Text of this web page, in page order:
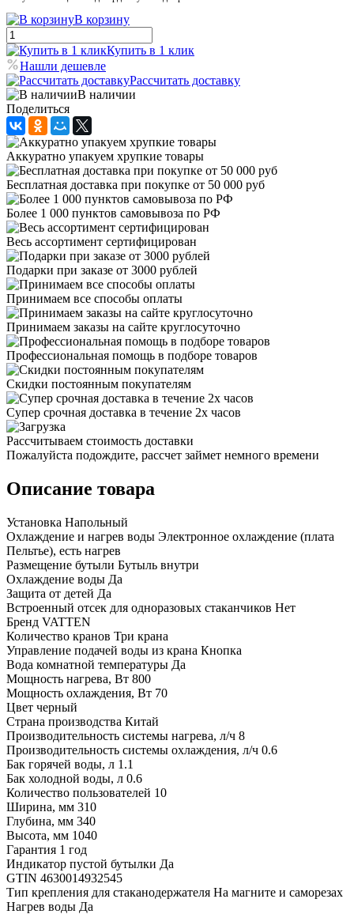
В корзину
Купить в 1 клик
Нашли дешевле
Рассчитать доставку
В наличии
Поделиться
Аккуратно упакуем хрупкие товары
Бесплатная доставка при покупке от 50 000 руб
Более 1 000 пунктов самовывоза по РФ
Весь ассортимент сертифицирован
Подарки при заказе от 3000 рублей
Принимаем все способы оплаты
Принимаем заказы на сайте круглосуточно
Профессиональная помощь в подборе товаров
Скидки постоянным покупателям
Супер срочная доставка в течение 2х часов
Рассчитываем стоимость доставки
Пожалуйста подождите, рассчет займет немного времени
Описание товара
Установка Напольный
Охлаждение и нагрев воды Электронное охлаждение (плата
Пельтье), есть нагрев
Размещение бутыли Бутыль внутри
Охлаждение воды Да
Защита от детей Да
Встроенный отсек для одноразовых стаканчиков Нет
Бренд VATTEN
Количество кранов Три крана
Управление подачей воды из крана Кнопка
Вода комнатной температуры Да
Мощность нагрева, Вт 800
Мощность охлаждения, Вт 70
Цвет черный
Страна производства Китай
Производительность системы нагрева, л/ч 8
Производительность системы охлаждения, л/ч 0.6
Бак горячей воды, л 1.1
Бак холодной воды, л 0.6
Количество пользователей 10
Ширина, мм 310
Глубина, мм 340
Высота, мм 1040
Гарантия 1 год
Индикатор пустой бутылки Да
GTIN 4630014932545
Тип крепления для стаканодержателя На магните и саморезах
Нагрев воды Да